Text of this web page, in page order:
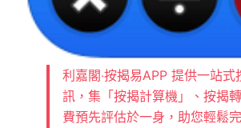
利嘉閣‧按揭易APP 提供一站式
訊，集「按揭計算機」、按揭
費預先評估於一身，助您輕鬆